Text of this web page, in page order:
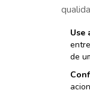
Use
de